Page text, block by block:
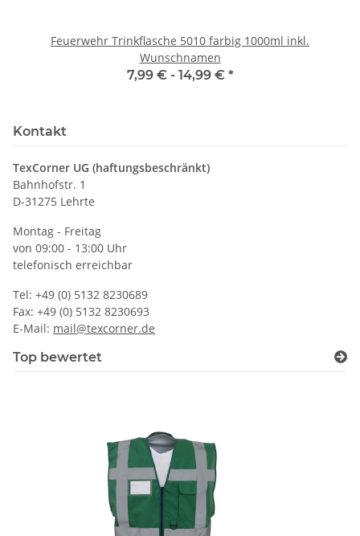
Feuerwehr Trinkflasche 5010 farbig 1000ml inkl.
Wunschnamen
7,99 € - 14,99 € *
Kontakt
TexCorner UG (haftungsbeschränkt)
Bahnhofstr. 1
D-31275 Lehrte
Montag - Freitag
von 09:00 - 13:00 Uhr
telefonisch erreichbar
Tel: +49 (0) 5132 8230689
Fax: +49 (0) 5132 8230693
E-Mail: mail@texcorner.de
Top bewertet